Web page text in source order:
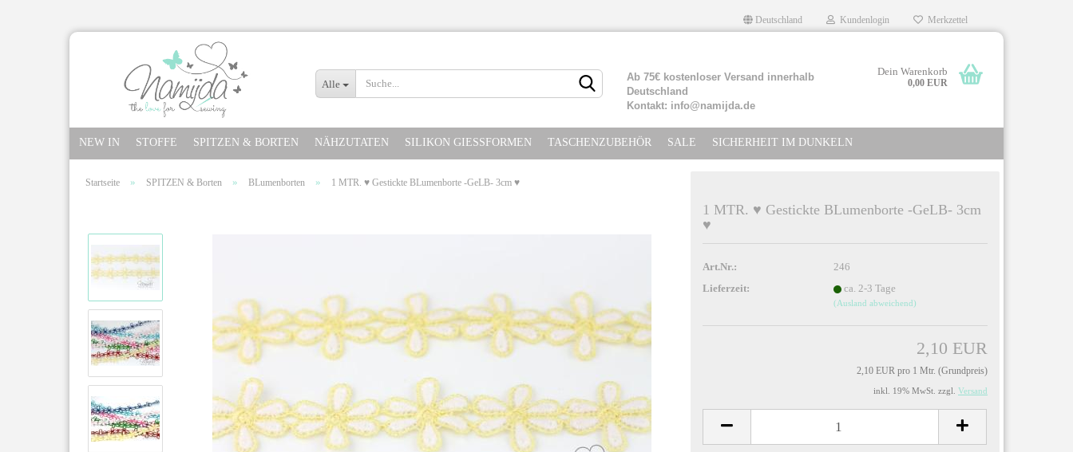
Deutschland Kundenlogin
Passwort vergessen?
Merkzettel
Alle
Ab 75€ kostenloser Versand innerhalb
Deutschland
Kontakt: info@namijda.de
Dein Warenkorb
0,00 EUR
NEW IN STOFFE SPITZEN & BORTEN NÄHZUTATEN SILIKON GIESSFORMEN TASCHENZUBEHÖR SALE SICHERHEIT IM DUNKELN
Startseite » SPITZEN & Borten » BLumenborten » 1 MTR. ♥ Gestickte BLumenborte -GeLB- 3cm ♥
1 MTR. ♥ Gestickte BLumenborte -GeLB- 3cm
♥
Art.Nr.:
246
Lieferzeit:
ca. 2-3 Tage
(Ausland abweichend)
2,10 EUR
2,10 EUR pro 1 Mtr. (Grundpreis)
inkl. 19% MwSt. zzgl. Versand